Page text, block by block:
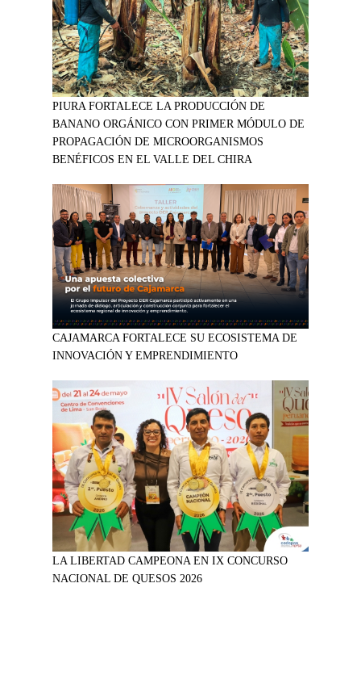
PIURA FORTALECE LA PRODUCCIÓN DE
BANANO ORGÁNICO CON PRIMER MÓDULO DE
PROPAGACIÓN DE MICROORGANISMOS
BENÉFICOS EN EL VALLE DEL CHIRA
CAJAMARCA FORTALECE SU ECOSISTEMA DE
INNOVACIÓN Y EMPRENDIMIENTO
LA LIBERTAD CAMPEONA EN IX CONCURSO
NACIONAL DE QUESOS 2026